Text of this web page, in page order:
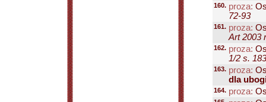
160. proza:
72-93
161. proza:
Art 2003
162. proza:
1/2 s.
163. proza:
dla
164. proza: